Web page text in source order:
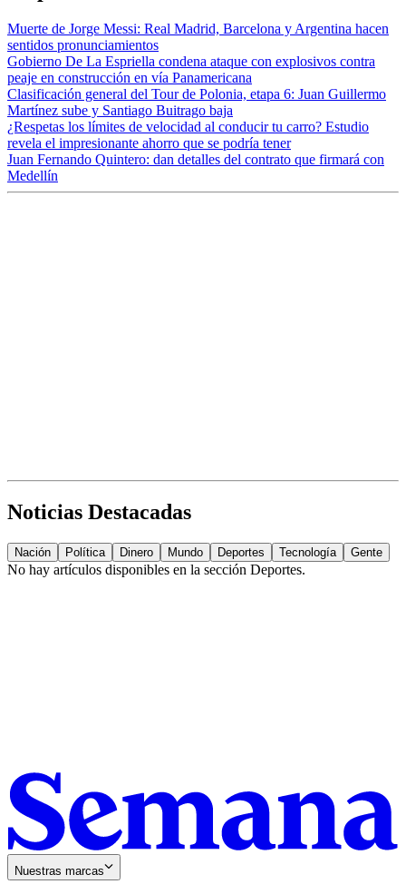
Muerte de Jorge Messi: Real Madrid, Barcelona y Argentina hacen
sentidos pronunciamientos
Gobierno De La Espriella condena ataque con explosivos contra
peaje en construcción en vía Panamericana
Clasificación general del Tour de Polonia, etapa 6: Juan Guillermo
Martínez sube y Santiago Buitrago baja
¿Respetas los límites de velocidad al conducir tu carro? Estudio
revela el impresionante ahorro que se podría tener
Juan Fernando Quintero: dan detalles del contrato que firmará con
Medellín
Noticias Destacadas
Nación Política Dinero Mundo Deportes Tecnología Gente
No hay artículos disponibles en la sección Deportes.
Nuestras marcas